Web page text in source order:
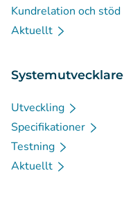
Kundrelation och stöd
Aktuellt
Systemutvecklare
Utveckling
Specifikationer
Testning
Aktuellt